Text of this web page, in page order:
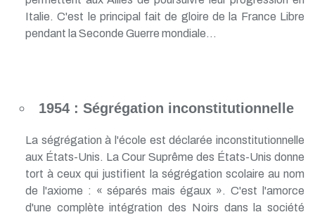
Italie. C'est le principal fait de gloire de la France Libre
pendant la Seconde Guerre mondiale...
1954 : Ségrégation inconstitutionnelle
La ségrégation à l'école est déclarée inconstitutionnelle
aux États-Unis. La Cour Suprême des États-Unis donne
tort à ceux qui justifient la ségrégation scolaire au nom
de l'axiome : « séparés mais égaux ». C'est l'amorce
d'une complète intégration des Noirs dans la société